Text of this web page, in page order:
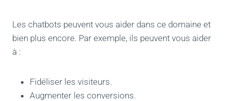
Les chatbots peuvent vous aider dans ce domaine et
bien plus encore. Par exemple, ils peuvent vous aider
à :
Fidéliser les visiteurs.
Augmenter les conversions.